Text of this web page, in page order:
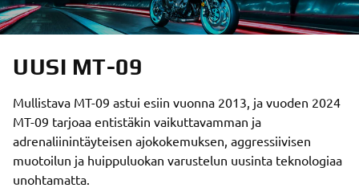
UUSI MT-09
Mullistava MT-09 astui esiin vuonna 2013, ja vuoden 2024
MT-09 tarjoaa entistäkin vaikuttavamman ja
adrenaliinintäyteisen ajokokemuksen, aggressiivisen
muotoilun ja huippuluokan varustelun uusinta teknologiaa
unohtamatta.